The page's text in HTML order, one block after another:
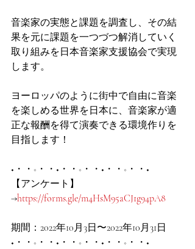
音楽家の実態と課題を調査し、その結
果を元に課題を一つづつ解消していく
取り組みを日本音楽家支援協会で実現
します。
ヨーロッパのように街中で自由に音楽
を楽しめる世界を日本に、音楽家が適
正な報酬を得て演奏できる環境作りを
目指します！
◆・・◇・・◆・・◇・・◆・・◇・・◆
【アンケート】
→https://forms.gle/m4HsM95aCJ1g94pA8
期間：2022年10月3日〜2022年10月31日
◆・・◇・・◆・・◇・・◆・・◇・・◆